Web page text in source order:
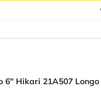
6" Hikari 21A507 Longo